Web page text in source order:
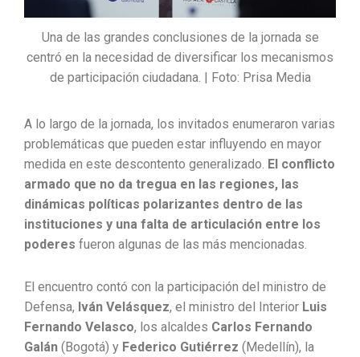
Una de las grandes conclusiones de la jornada se
centró en la necesidad de diversificar los mecanismos
de participación ciudadana. | Foto: Prisa Media
A lo largo de la jornada, los invitados enumeraron varias
problemáticas que pueden estar influyendo en mayor
medida en este descontento generalizado. El conflicto
armado que no da tregua en las regiones, las
dinámicas políticas polarizantes dentro de las
instituciones y una falta de articulación entre los
poderes fueron algunas de las más mencionadas.
El encuentro contó con la participación del ministro de
Defensa, Iván Velásquez, el ministro del Interior Luis
Fernando Velasco, los alcaldes Carlos Fernando
Galán (Bogotá) y Federico Gutiérrez (Medellín), la